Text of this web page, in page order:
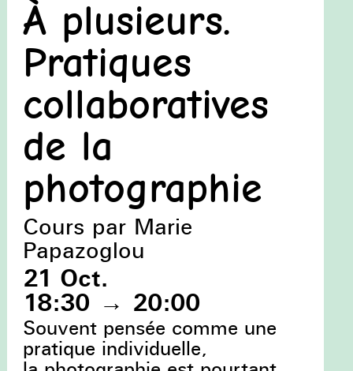
À plusieurs.
Pratiques
collaboratives
de la
photographie
Cours par Marie
Papazoglou
21 Oct.
18:30 → 20:00
Souvent pensée comme une
pratique individuelle,